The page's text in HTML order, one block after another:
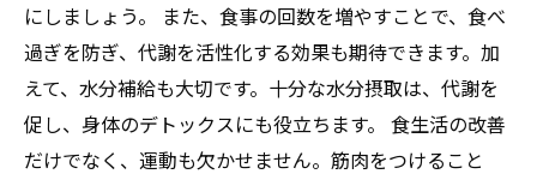
にしましょう。 また、食事の回数を増やすことで、食べ
過ぎを防ぎ、代謝を活性化する効果も期待できます。加
えて、水分補給も大切です。十分な水分摂取は、代謝を
促し、身体のデトックスにも役立ちます。 食生活の改善
だけでなく、運動も欠かせません。筋肉をつけること